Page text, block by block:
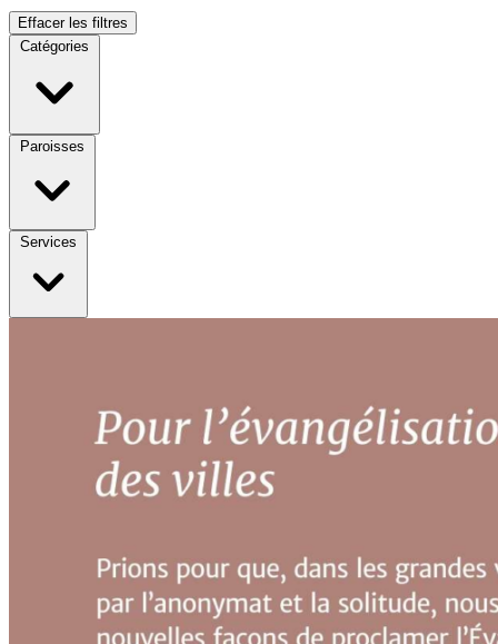
Effacer les filtres
Catégories
Paroisses
Services